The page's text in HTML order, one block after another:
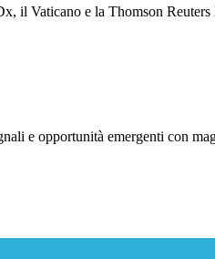
il Vaticano e la Thomson
e opportunità emergenti con